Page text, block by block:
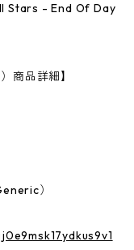
Stars - End Of Day
商品詳細】
）